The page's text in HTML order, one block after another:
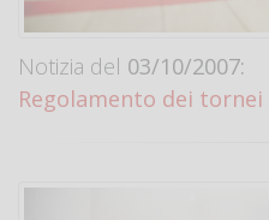
Notizia del 03/10/2007:
Regolamento dei tornei